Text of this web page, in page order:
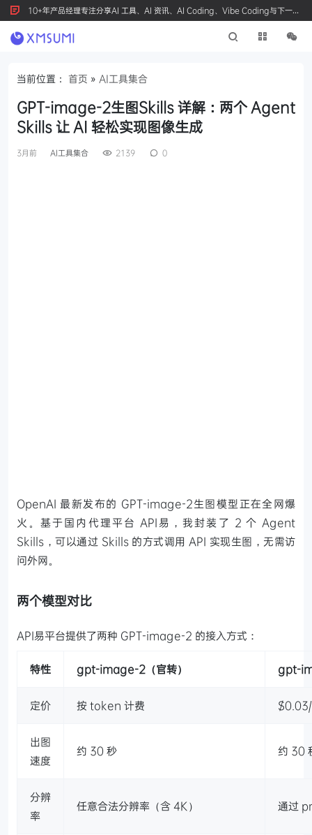
10+年产品经理专注分享AI 工具、AI 资讯、AI Coding、Vibe Coding与下一代
产品创新，按 Ctrl+D 收藏我们
当前位置： 首页 » AI工具集合
GPT-image-2生图Skills 详解：两个 Agent
Skills 让 AI 轻松实现图像生成
3月前 AI工具集合 2139 0
OpenAI 最新发布的 GPT-image-2生图模型正在全网爆
火。基于国内代理平台 API易，我封装了 2 个 Agent
Skills，可以通过 Skills 的方式调用 API 实现生图，无需访
问外网。
两个模型对比
API易平台提供了两种 GPT-image-2 的接入方式：
特性 gpt-image-2（官转） gpt-
定价 按 token 计费
出图
速度
约 30 秒 约 30
分辨
率
任意合法分辨率（含 4K） 通过